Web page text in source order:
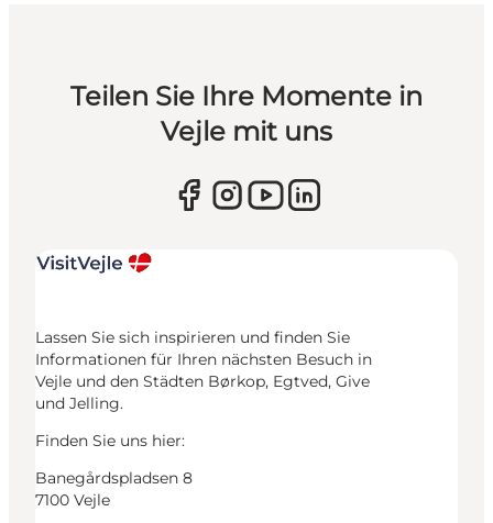
Teilen Sie Ihre Momente in
Vejle mit uns
Lassen Sie sich inspirieren und finden Sie
Informationen für Ihren nächsten Besuch in
Vejle und den Städten Børkop, Egtved, Give
und Jelling.
Finden Sie uns hier:
Banegårdspladsen 8
7100 Vejle